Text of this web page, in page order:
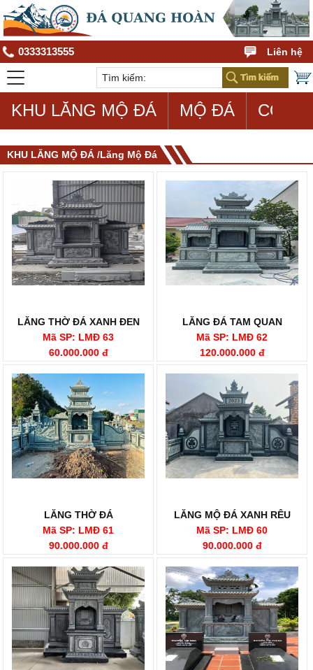
0333313555 Liên hệ
KHU LĂNG MỘ ĐÁ MỘ ĐÁ CON
KHU LĂNG MỘ ĐÁ /Lăng Mộ Đá
LĂNG THỜ ĐÁ XANH ĐEN
Mã SP: LMĐ 63
60.000.000 đ
LĂNG ĐÁ TAM QUAN
Mã SP: LMĐ 62
120.000.000 đ
LĂNG THỜ ĐÁ
Mã SP: LMĐ 61
90.000.000 đ
LĂNG MỘ ĐÁ XANH RÊU
Mã SP: LMĐ 60
90.000.000 đ